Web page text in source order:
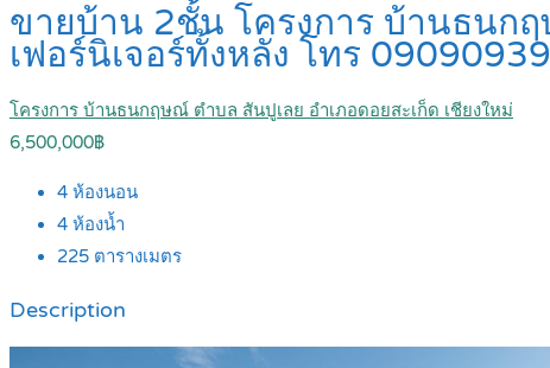
ขายบ้าน 2ชั้น โครงการ บ้านธนก
เฟอร์นิเจอร์ทั้งหลัง โทร
โครงการ บ้านธนกฤษณ์ ตำบล สันปูเลย อำเภอดอยสะเก็ด เชียงใหม่
6,500,000฿
4 ห้องนอน
4 ห้องน้ำ
225 ตารางเมตร
Description